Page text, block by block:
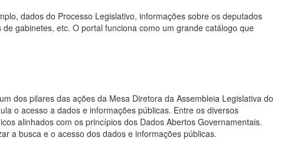
dados do Processo Legislativo, informações sobre os deputados
gabinetes, etc. O portal funciona como um grande catálogo que
dos pilares das ações da Mesa Diretora da Assembleia Legislativa do
o acesso a dados e informações públicas. Entre os diversos
alinhados com os princípios dos Dados Abertos Governamentais.
a busca e o acesso dos dados e informações públicas.